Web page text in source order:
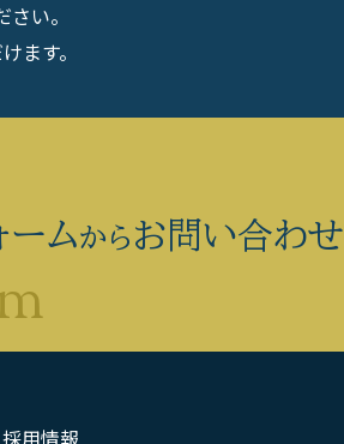
い。
ます。
ームから お問い合わせ